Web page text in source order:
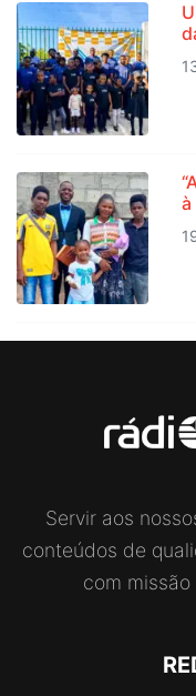
à
Servir aos
conteúdos de
com missão